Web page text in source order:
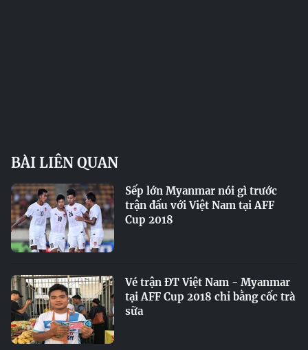
BÀI LIÊN QUAN
Sếp lớn Myanmar nói gì trước
trận đấu với Việt Nam tại AFF
Cup 2018
Vé trận ĐT Việt Nam - Myanmar
tại AFF Cup 2018 chỉ bằng cốc trà
sữa